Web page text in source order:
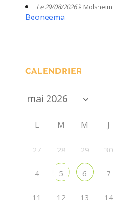
Le 29/08/2026à Molsheim
Beoneema
CALENDRIER
L M M J
27 28 29 30
4 5 6 7
11 12 13 14